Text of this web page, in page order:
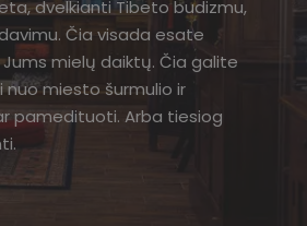
dvelkianti Tibeto budizmu,
Čia visada esate
mielų daiktų. Čia galite
miesto šurmulio ir
pamedituoti. Arba tiesiog